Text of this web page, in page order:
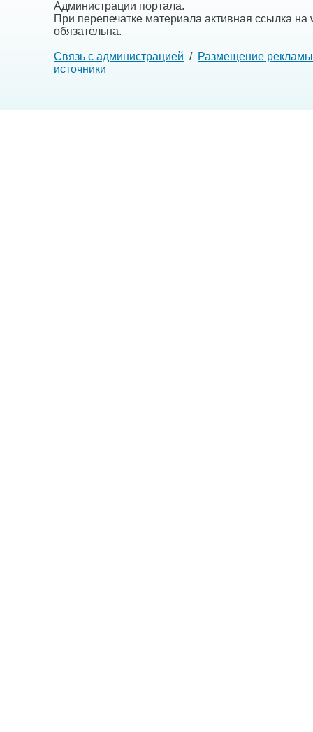
Администрации портала.
При перепечатке материала активная ссылка на
обязательна.
Связь с администрацией / Размещение рекламы
источники